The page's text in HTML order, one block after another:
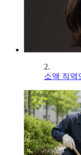
2.
소액 직역